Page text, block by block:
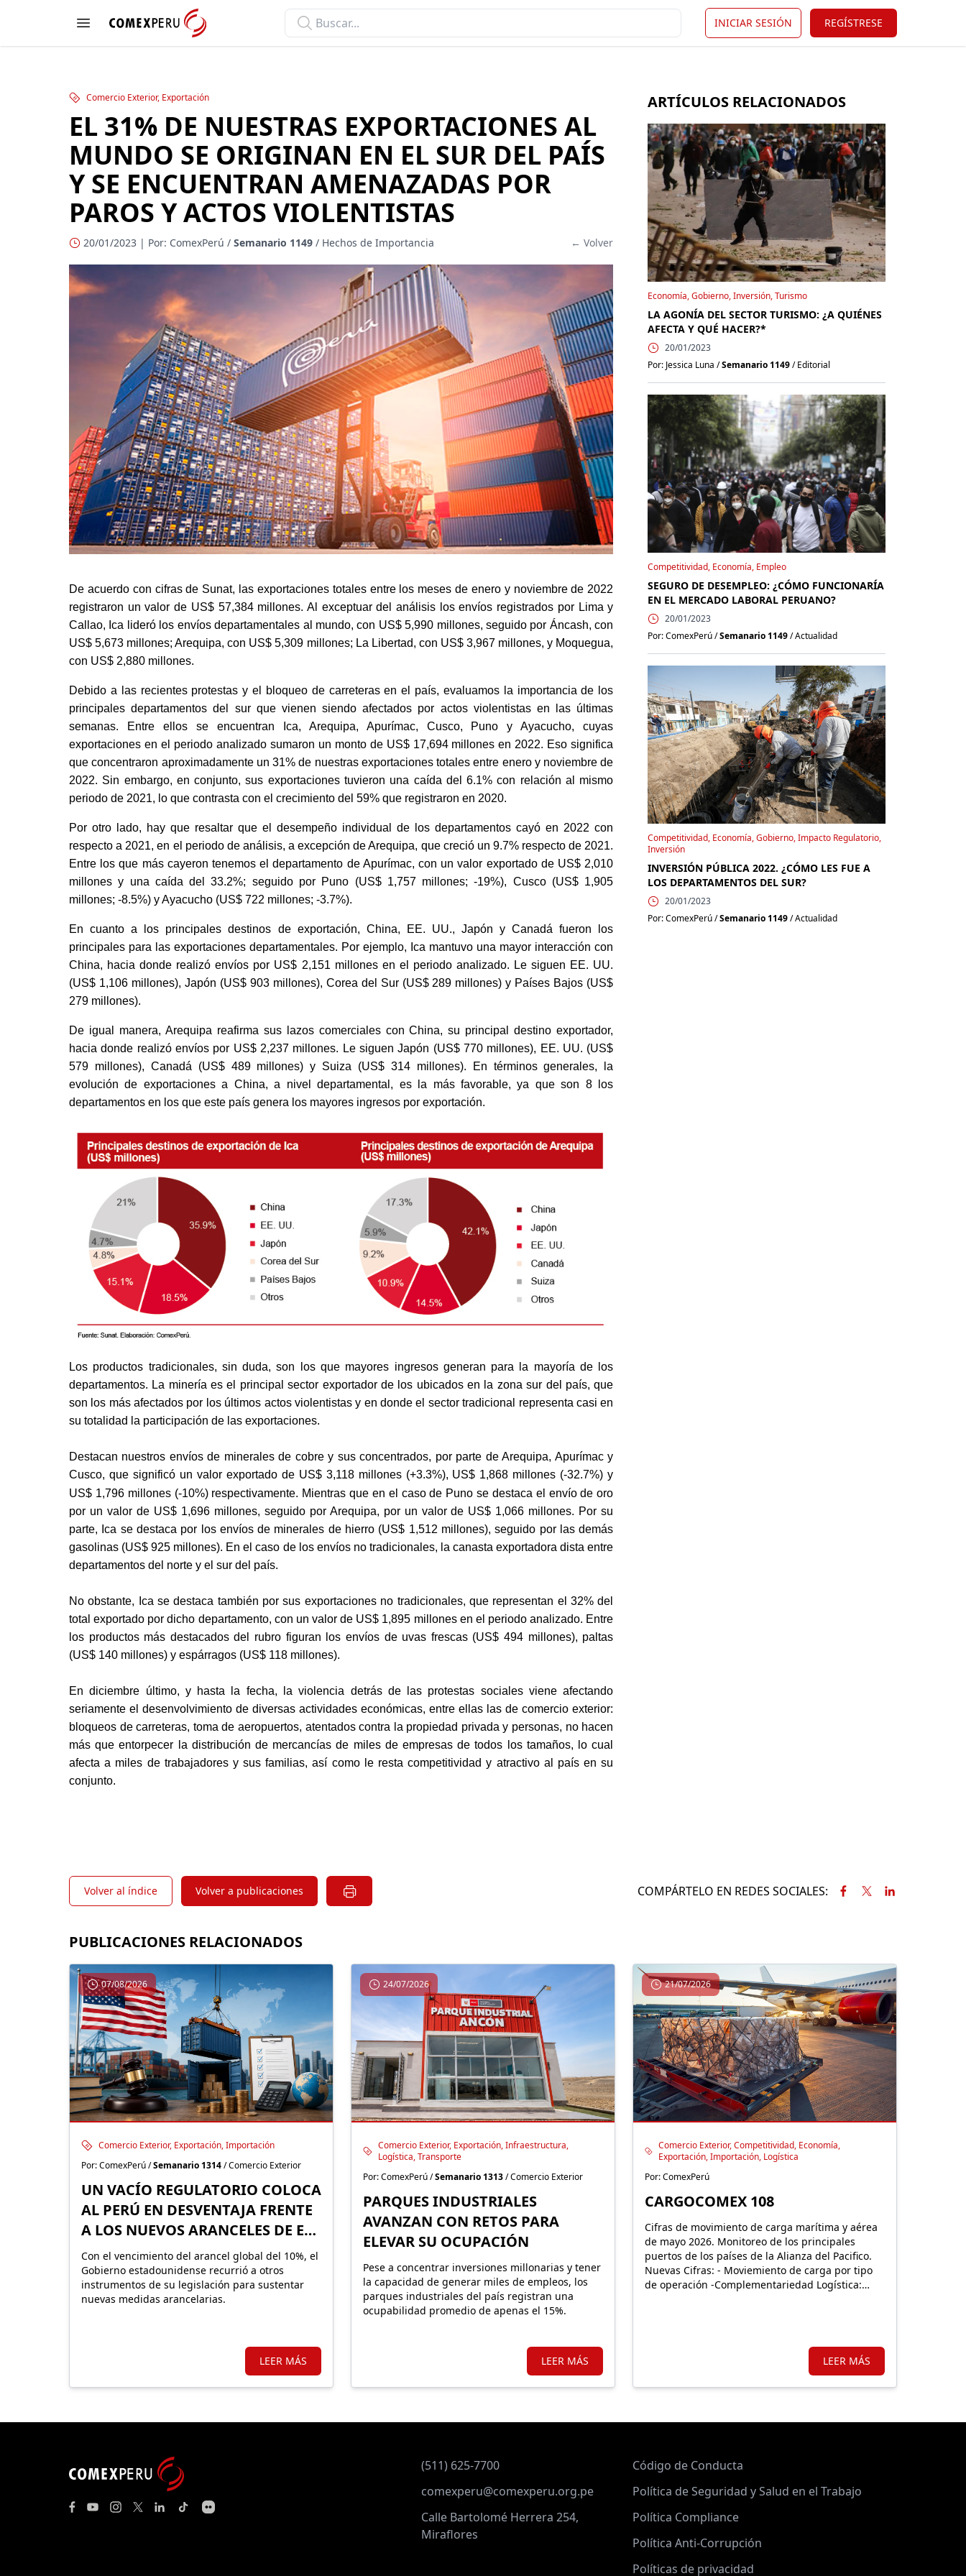
Open menu
ComexPerú INICIAR SESIÓN REGÍSTRESE
Comercio Exterior, Exportación
EL 31% DE NUESTRAS EXPORTACIONES AL
MUNDO SE ORIGINAN EN EL SUR DEL PAÍS
Y SE ENCUENTRAN AMENAZADAS POR
PAROS Y ACTOS VIOLENTISTAS
20/01/2023 | Por: ComexPerú / Semanario 1149 / Hechos de Importancia ← Volver
De acuerdo con cifras de Sunat, las exportaciones totales entre los meses de enero y noviembre de 2022
registraron un valor de US$ 57,384 millones. Al exceptuar del análisis los envíos registrados por Lima y
Callao, Ica lideró los envíos departamentales al mundo, con US$ 5,990 millones, seguido por Áncash, con
US$ 5,673 millones; Arequipa, con US$ 5,309 millones; La Libertad, con US$ 3,967 millones, y Moquegua,
con US$ 2,880 millones.
Debido a las recientes protestas y el bloqueo de carreteras en el país, evaluamos la importancia de los
principales departamentos del sur que vienen siendo afectados por actos violentistas en las últimas
semanas. Entre ellos se encuentran Ica, Arequipa, Apurímac, Cusco, Puno y Ayacucho, cuyas
exportaciones en el periodo analizado sumaron un monto de US$ 17,694 millones en 2022. Eso significa
que concentraron aproximadamente un 31% de nuestras exportaciones totales entre enero y noviembre de
2022. Sin embargo, en conjunto, sus exportaciones tuvieron una caída del 6.1% con relación al mismo
periodo de 2021, lo que contrasta con el crecimiento del 59% que registraron en 2020.
Por otro lado, hay que resaltar que el desempeño individual de los departamentos cayó en 2022 con
respecto a 2021, en el periodo de análisis, a excepción de Arequipa, que creció un 9.7% respecto de 2021.
Entre los que más cayeron tenemos el departamento de Apurímac, con un valor exportado de US$ 2,010
millones y una caída del 33.2%; seguido por Puno (US$ 1,757 millones; -19%), Cusco (US$ 1,905
millones; -8.5%) y Ayacucho (US$ 722 millones; -3.7%).
En cuanto a los principales destinos de exportación, China, EE. UU., Japón y Canadá fueron los
principales para las exportaciones departamentales. Por ejemplo, Ica mantuvo una mayor interacción con
China, hacia donde realizó envíos por US$ 2,151 millones en el periodo analizado. Le siguen EE. UU.
(US$ 1,106 millones), Japón (US$ 903 millones), Corea del Sur (US$ 289 millones) y Países Bajos (US$
279 millones).
De igual manera, Arequipa reafirma sus lazos comerciales con China, su principal destino exportador,
hacia donde realizó envíos por US$ 2,237 millones. Le siguen Japón (US$ 770 millones), EE. UU. (US$
579 millones), Canadá (US$ 489 millones) y Suiza (US$ 314 millones). En términos generales, la
evolución de exportaciones a China, a nivel departamental, es la más favorable, ya que son 8 los
departamentos en los que este país genera los mayores ingresos por exportación.
Los productos tradicionales, sin duda, son los que mayores ingresos generan para la mayoría de los
departamentos. La minería es el principal sector exportador de los ubicados en la zona sur del país, que
son los más afectados por los últimos actos violentistas y en donde el sector tradicional representa casi en
su totalidad la participación de las exportaciones.
Destacan nuestros envíos de minerales de cobre y sus concentrados, por parte de Arequipa, Apurímac y
Cusco, que significó un valor exportado de US$ 3,118 millones (+3.3%), US$ 1,868 millones (-32.7%) y
US$ 1,796 millones (-10%) respectivamente. Mientras que en el caso de Puno se destaca el envío de oro
por un valor de US$ 1,696 millones, seguido por Arequipa, por un valor de US$ 1,066 millones. Por su
parte, Ica se destaca por los envíos de minerales de hierro (US$ 1,512 millones), seguido por las demás
gasolinas (US$ 925 millones). En el caso de los envíos no tradicionales, la canasta exportadora dista entre
departamentos del norte y el sur del país.
No obstante, Ica se destaca también por sus exportaciones no tradicionales, que representan el 32% del
total exportado por dicho departamento, con un valor de US$ 1,895 millones en el periodo analizado. Entre
los productos más destacados del rubro figuran los envíos de uvas frescas (US$ 494 millones), paltas
(US$ 140 millones) y espárragos (US$ 118 millones).
En diciembre último, y hasta la fecha, la violencia detrás de las protestas sociales viene afectando
seriamente el desenvolvimiento de diversas actividades económicas, entre ellas las de comercio exterior:
bloqueos de carreteras, toma de aeropuertos, atentados contra la propiedad privada y personas, no hacen
más que entorpecer la distribución de mercancías de miles de empresas de todos los tamaños, lo cual
afecta a miles de trabajadores y sus familias, así como le resta competitividad y atractivo al país en su
conjunto.
ARTÍCULOS RELACIONADOS
Economía, Gobierno, Inversión, Turismo
LA AGONÍA DEL SECTOR TURISMO: ¿A QUIÉNES
AFECTA Y QUÉ HACER?*
20/01/2023
Por: Jessica Luna /Semanario 1149/ Editorial
Competitividad, Economía, Empleo
SEGURO DE DESEMPLEO: ¿CÓMO FUNCIONARÍA
EN EL MERCADO LABORAL PERUANO?
20/01/2023
Por: ComexPerú /Semanario 1149/ Actualidad
Competitividad, Economía, Gobierno, Impacto Regulatorio,
Inversión
INVERSIÓN PÚBLICA 2022. ¿CÓMO LES FUE A
LOS DEPARTAMENTOS DEL SUR?
20/01/2023
Por: ComexPerú /Semanario 1149/ Actualidad
Volver al índice Volver a publicaciones COMPÁRTELO EN REDES SOCIALES:
PUBLICACIONES RELACIONADOS
07/08/2026
Comercio Exterior, Exportación, Importación
Por: ComexPerú /Semanario 1314/ Comercio Exterior
UN VACÍO REGULATORIO COLOCA
AL PERÚ EN DESVENTAJA FRENTE
A LOS NUEVOS ARANCELES DE EE.
UU.
Con el vencimiento del arancel global del 10%, el
Gobierno estadounidense recurrió a otros
instrumentos de su legislación para sustentar
nuevas medidas arancelarias.
LEER MÁS
24/07/2026
Comercio Exterior, Exportación, Infraestructura,
Logística, Transporte
Por: ComexPerú /Semanario 1313/ Comercio Exterior
PARQUES INDUSTRIALES
AVANZAN CON RETOS PARA
ELEVAR SU OCUPACIÓN
Pese a concentrar inversiones millonarias y tener
la capacidad de generar miles de empleos, los
parques industriales del país registran una
ocupabilidad promedio de apenas el 15%.
LEER MÁS
21/07/2026
Comercio Exterior, Competitividad, Economía,
Exportación, Importación, Logística
Por: ComexPerú
CARGOCOMEX 108
Cifras de movimiento de carga marítima y aérea
de mayo 2026. Monitoreo de los principales
puertos de los países de la Alianza del Pacifico.
Nuevas Cifras: - Moviemiento de carga por tipo
de operación -Complementariedad Logística:
LEER MÁS
(511) 625-7700
comexperu@comexperu.org.pe
Calle Bartolomé Herrera 254,
Miraflores
Código de Conducta
Política de Seguridad y Salud en el Trabajo
Política Compliance
Política Anti-Corrupción
Políticas de privacidad